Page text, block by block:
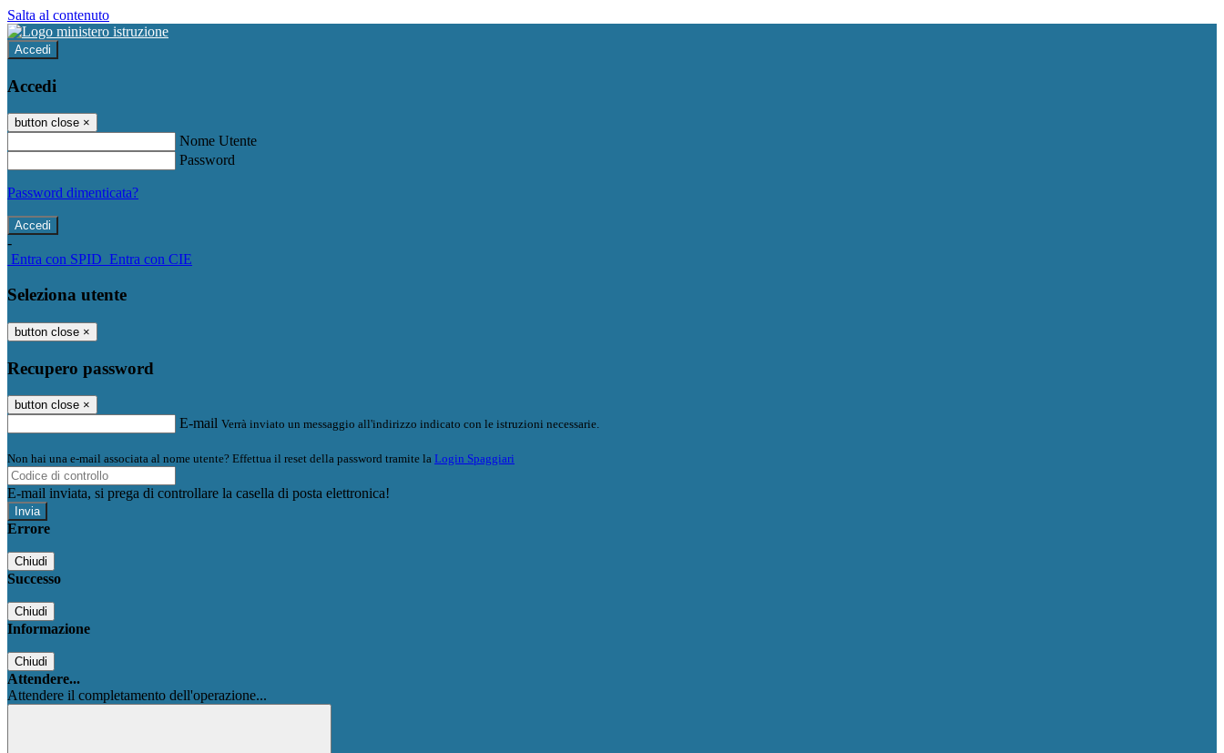
Salta al contenuto
Accedi
Accedi
button close ×
Nome Utente
Password
Password dimenticata?
-
Entra con SPID Entra con CIE
Seleziona utente
button close ×
Recupero password
button close ×
E-mail Verrà inviato un messaggio all'indirizzo indicato con le istruzioni necessarie.
Non hai una e-mail associata al nome utente? Effettua il reset della password tramite la Login Spaggiari
E-mail inviata, si prega di controllare la casella di posta elettronica!
Errore
Chiudi
Successo
Chiudi
Informazione
Chiudi
Attendere...
Attendere il completamento dell'operazione...